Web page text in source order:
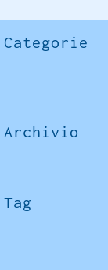
Categorie
Archivio
Tag